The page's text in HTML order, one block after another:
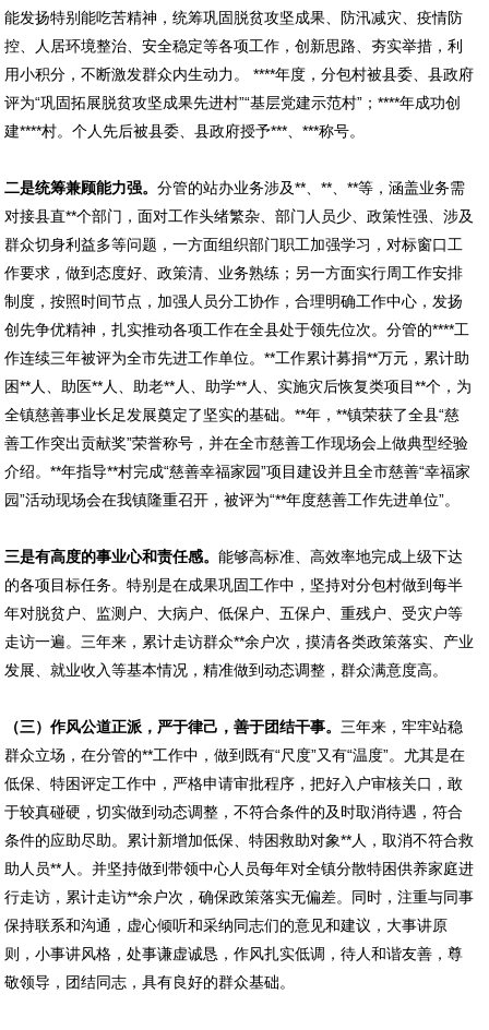
能发扬特别能吃苦精神，统筹巩固脱贫攻坚成果、防汛减灾、疫情防
控、人居环境整治、安全稳定等各项工作，创新思路、夯实举措，利
用小积分，不断激发群众内生动力。 ****年度，分包村被县委、县政府
评为“巩固拓展脱贫攻坚成果先进村”“基层党建示范村”；****年成功创
建****村。个人先后被县委、县政府授予***、***称号。
二是统筹兼顾能力强。分管的站办业务涉及**、**、**等，涵盖业务需
对接县直**个部门，面对工作头绪繁杂、部门人员少、政策性强、涉及
群众切身利益多等问题，一方面组织部门职工加强学习，对标窗口工
作要求，做到态度好、政策清、业务熟练；另一方面实行周工作安排
制度，按照时间节点，加强人员分工协作，合理明确工作中心，发扬
创先争优精神，扎实推动各项工作在全县处于领先位次。分管的****工
作连续三年被评为全市先进工作单位。**工作累计募捐**万元，累计助
困**人、助医**人、助老**人、助学**人、实施灾后恢复类项目**个，为
全镇慈善事业长足发展奠定了坚实的基础。**年，**镇荣获了全县“慈
善工作突出贡献奖”荣誉称号，并在全市慈善工作现场会上做典型经验
介绍。**年指导**村完成“慈善幸福家园”项目建设并且全市慈善“幸福家
园”活动现场会在我镇隆重召开，被评为“**年度慈善工作先进单位”。
三是有高度的事业心和责任感。能够高标准、高效率地完成上级下达
的各项目标任务。特别是在成果巩固工作中，坚持对分包村做到每半
年对脱贫户、监测户、大病户、低保户、五保户、重残户、受灾户等
走访一遍。三年来，累计走访群众**余户次，摸清各类政策落实、产业
发展、就业收入等基本情况，精准做到动态调整，群众满意度高。
（三）作风公道正派，严于律己，善于团结干事。 三年来，牢牢站稳
群众立场，在分管的**工作中，做到既有“尺度”又有“温度”。尤其是在
低保、特困评定工作中，严格申请审批程序，把好入户审核关口，敢
于较真碰硬，切实做到动态调整，不符合条件的及时取消待遇，符合
条件的应助尽助。累计新增加低保、特困救助对象**人，取消不符合救
助人员**人。并坚持做到带领中心人员每年对全镇分散特困供养家庭进
行走访，累计走访**余户次，确保政策落实无偏差。同时，注重与同事
保持联系和沟通，虚心倾听和采纳同志们的意见和建议，大事讲原
则，小事讲风格，处事谦虚诚恳，作风扎实低调，待人和谐友善，尊
敬领导，团结同志，具有良好的群众基础。